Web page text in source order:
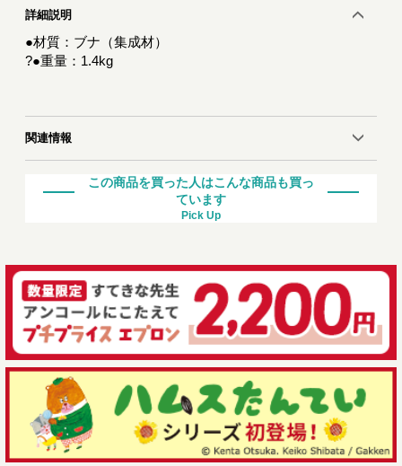
詳細説明
●材質：ブナ（集成材）
?●重量：1.4kg
関連情報
この商品を買った人はこんな商品も買っ
ています
Pick Up